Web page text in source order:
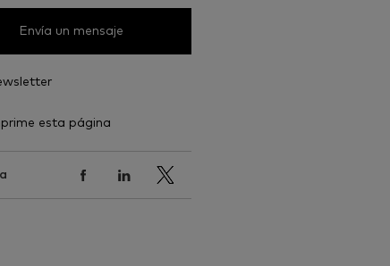
Envía un mensaje
esta página